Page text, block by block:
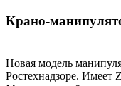
Крано-
Новая модель
Ростехнадзоре. Имеет